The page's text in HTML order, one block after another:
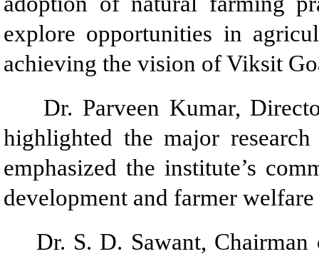
explore opportunities in
achieving the vision of Viksit
Dr. Parveen Kumar,
highlighted the major
emphasized the institute’s
development and farmer
Dr. S. D. Sawant, Chairman